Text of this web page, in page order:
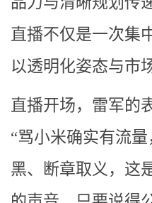
直播不仅是一次集
以透明化姿态与市
直播开场，雷军的
“骂小米确实有流
黑、断章取义，这